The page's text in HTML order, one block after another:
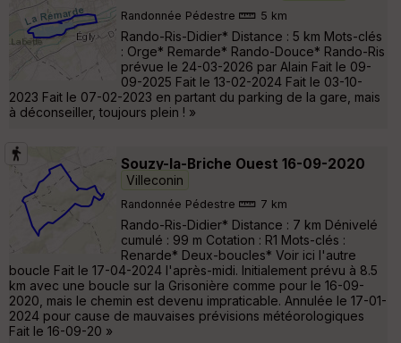
Randonnée Pédestre 5 km
Rando-Ris-Didier* Distance : 5 km Mots-clés
: Orge* Remarde* Rando-Douce* Rando-Ris
prévue le 24-03-2026 par Alain Fait le 09-
09-2025 Fait le 13-02-2024 Fait le 03-10-
2023 Fait le 07-02-2023 en partant du parking de la gare, mais
à déconseiller, toujours plein ! »
Souzy-la-Briche Ouest 16-09-2020
Villeconin
Randonnée Pédestre 7 km
Rando-Ris-Didier* Distance : 7 km Dénivelé
cumulé : 99 m Cotation : R1 Mots-clés :
Renarde* Deux-boucles* Voir ici l'autre
boucle Fait le 17-04-2024 l'après-midi. Initialement prévu à 8.5
km avec une boucle sur la Grisonière comme pour le 16-09-
2020, mais le chemin est devenu impraticable. Annulée le 17-01-
2024 pour cause de mauvaises prévisions météorologiques
Fait le 16-09-20 »